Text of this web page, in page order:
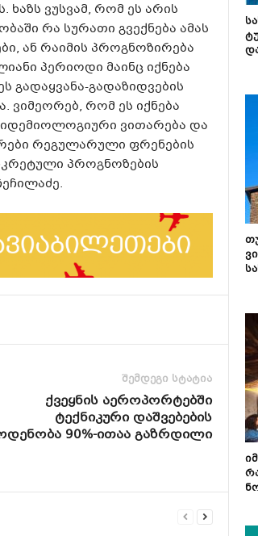
ვუსვამ, რომ ეს არის
რა სურათი გვექნება ამას
ან რაიმის პროგნოზირება
პერიოდი მაინც იქნება
გადაყვანა-გადაზიდვების
ვიმეორებ, რომ ეს იქნება
ვითარება და
რეგულარული ფრენების
პროგნოზების
შემდეგი სტატია
ქვეყნის აეროპორტებში
ტექნიკური დაშვებების
90%-ითაა გაზრდილი